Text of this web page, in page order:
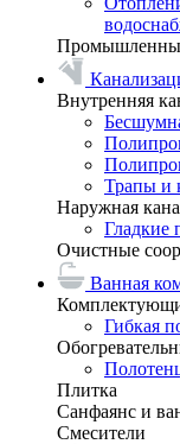
Внутренняя
Трапы и
Наружная
Гладкие
Очистные
Ванная
Гибкая
Плитка
Санфаянс и
Смесители